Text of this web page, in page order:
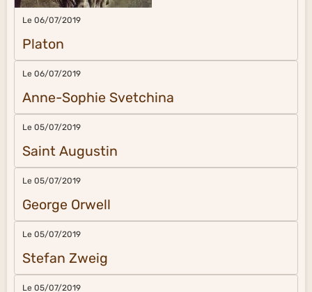
Le 06/07/2019
Platon
Le 06/07/2019
Anne-Sophie Svetchina
Le 05/07/2019
Saint Augustin
Le 05/07/2019
George Orwell
Le 05/07/2019
Stefan Zweig
Le 05/07/2019